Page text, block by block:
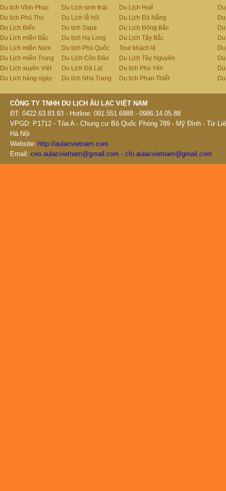
Du lịch Vĩnh Phúc
Du lịch Phú Thọ
Du Lịch Biển
Du Lịch miền Bắc
Du Lịch miền Nam
Du Lịch miền Trung
Du Lịch xuyên Việt
Du Lịch hàng ngày
Du Lịch sinh thái
Du Lịch lễ hội
Du lịch Sapa
Du lịch Hạ Long
Du lịch Phú Quốc
Du Lịch Côn Đảo
Du Lịch Đà Lạt
Du lịch Nha Trang
Du Lịch Huế
Du Lịch Đà Nẵng
Du Lịch Đông Bắc
Du Lịch Tây Bắc
Tour khách lẻ
Du Lịch Tây Nguyên
Du lịch Phú Yên
Du lịch Phan Thiết
CÔNG TY TNHH DU LỊCH ÂU LẠC VIỆT NAM
ĐT: 0422.63.83.93 - Hotline: 091.551.6988 - 0986.14.05.88
VPGD: P1712 - Tòa A - Chung cư Bộ Quốc Phòng 789 - Mỹ Đình - Từ
Hà Nội
Website: http://aulacvietnam.com
Email: ceo.aulacvietnam@gmail.com - cfo.aulacvietnam@gmail.com